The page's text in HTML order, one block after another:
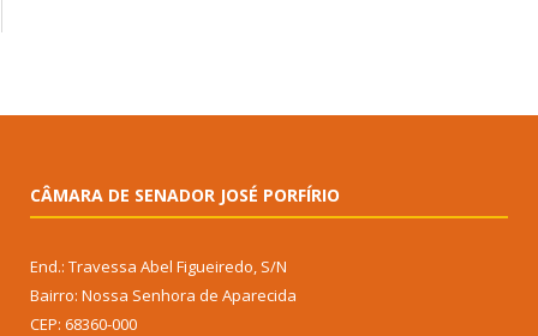
CÂMARA DE SENADOR JOSÉ PORFÍRIO
End.: Travessa Abel Figueiredo, S/N
Bairro: Nossa Senhora de Aparecida
CEP: 68360-000